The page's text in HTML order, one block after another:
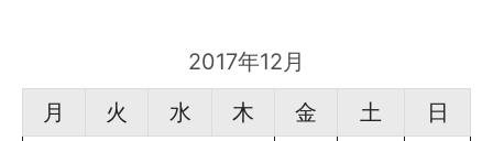
2017年12月
月
火 水 木 金 土
日